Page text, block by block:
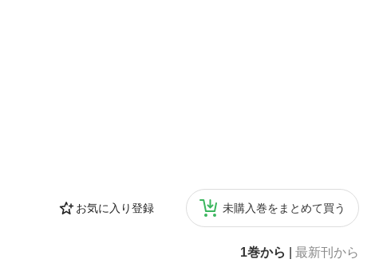
お気に入り登録 未購入巻をまとめて買う
1巻から 最新刊から